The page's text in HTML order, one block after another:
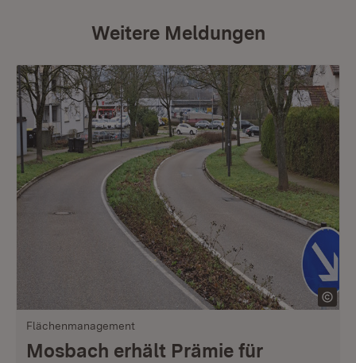
Weitere Meldungen
Flächenmanagement
Mosbach erhält Prämie für